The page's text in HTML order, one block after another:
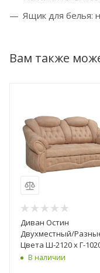
Ящик для белья:
Вам также
Диван Остин
Двухместный/
Цвета Ш-2120 х Г-
В-1100 мм
В наличии